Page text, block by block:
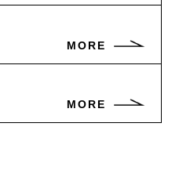
MORE
MORE